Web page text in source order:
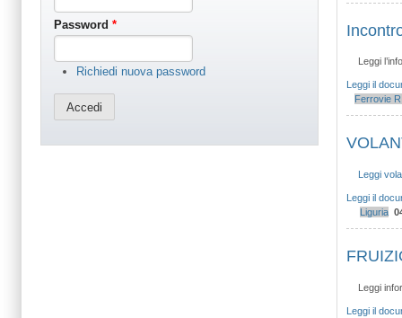
Password *
Richiedi nuova password
Leggi
Leggi il
Ferrovie
Leggi
Leggi il
Liguria
Leggi
Leggi il